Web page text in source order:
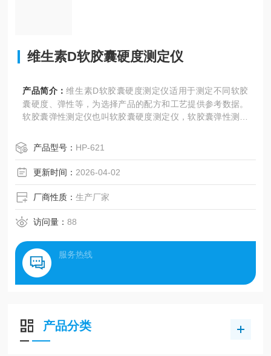
维生素D软胶囊硬度测定仪
产品简介：维生素D软胶囊硬度测定仪适用于测定不同软胶
囊硬度、弹性等，为选择产品的配方和工艺提供参考数据。
软胶囊弹性测定仪也叫软胶囊硬度测定仪，软胶囊弹性测定
软胶囊，又称胶丸，它是将液体药物或液固体药物经处理密
封于软质囊材中而制成的一种胶囊剂;在软胶囊加工过程中随
着明胶浓度逐渐增大，明胶软硬度会非常快速的增加，明胶
软硬度的增大远大于明胶浓度增大速度。测试软胶囊的硬度
对选择产品的配方和工艺有着指导意义
产品型号： HP-621
更新时间： 2026-04-02
厂商性质：生产厂家
访问量：88
服务热线
产品分类